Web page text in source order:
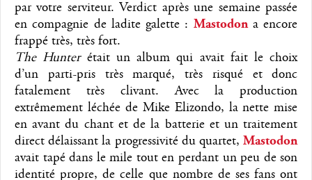
par votre serviteur. Verdict après une semaine passée
en compagnie de ladite galette : Mastodona encore
frappé très, très fort.
The Hunterétait un album qui avait fait le choix
d’un parti-pris très marqué, très risqué et donc
fatalement très clivant. Avec la production
extrêmement léchée de Mike Elizondo, la nette mise
en avant du chant et de la batterie et un traitement
direct délaissant la progressivité du quartet, Mastodon
avait tapé dans le mile tout en perdant un peu de son
identité propre, de celle que nombre de ses fans ont